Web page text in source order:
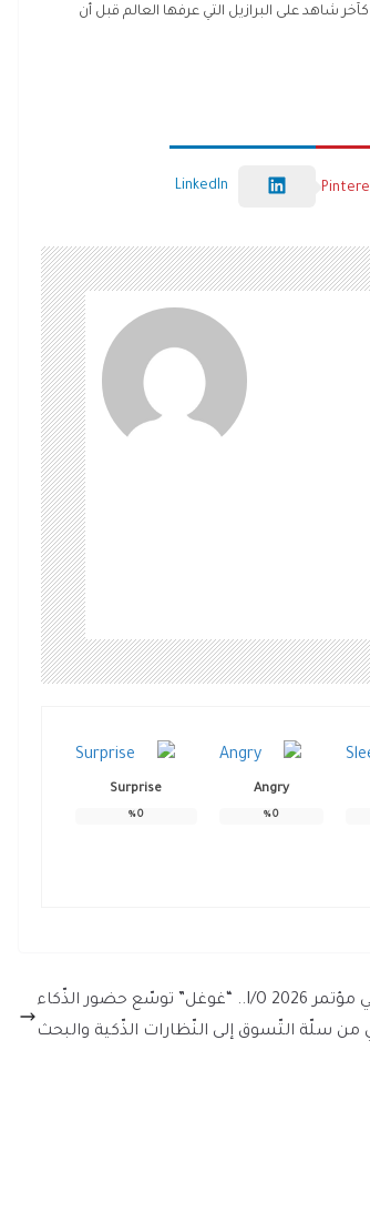
شاهد على البرازيل التي عرفها العالم قبل أن
LinkedIn
Angry
0
%
Surprise
0
%
في مؤتمر I/O 2026.. “غوغل” توسّع حضور الذّكاء
من سلّة التّسوق إلى النّظارات الذّكية والبحث